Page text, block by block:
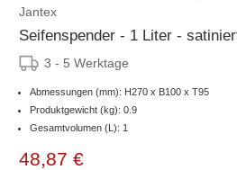
Jantex
Seifenspender - 1 Liter -
3 - 5 Werktage
Abmessungen (mm): H270 x B100 x T95
Produktgewicht (kg): 0.9
Gesamtvolumen (L): 1
48,87 €